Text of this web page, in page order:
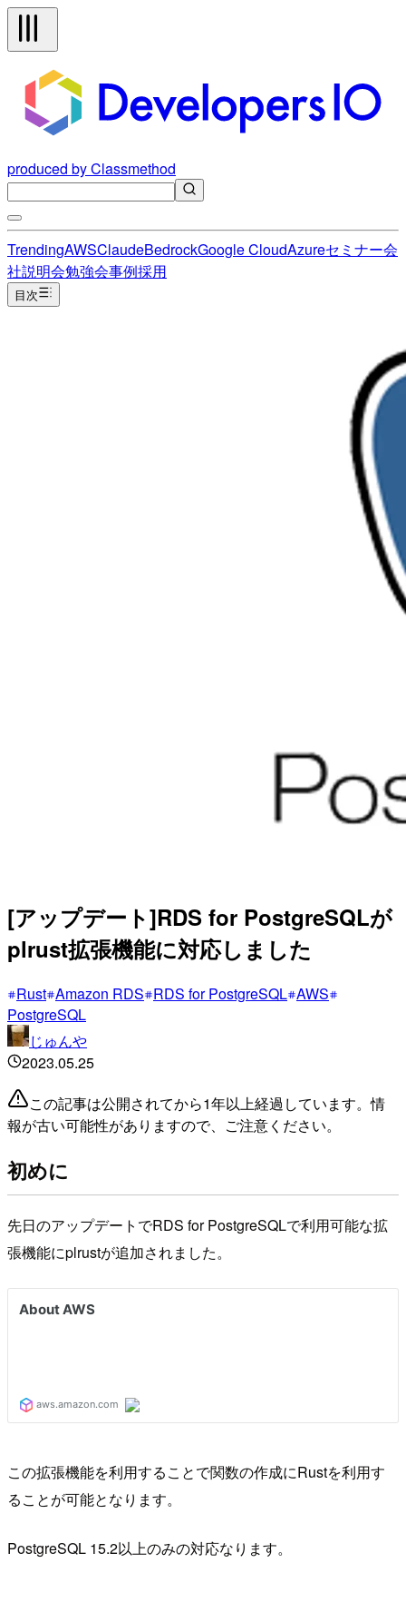
produced by Classmethod
TrendingAWSClaudeBedrockGoogle CloudAzureセミナー会
社説明会勉強会事例採用
目次
[アップデート]RDS for PostgreSQLが
plrust拡張機能に対応しました
Rust Amazon RDS RDS for PostgreSQL AWS
PostgreSQL
じゅんや
2023.05.25
この記事は公開されてから1年以上経過しています。情
報が古い可能性がありますので、ご注意ください。
初めに
先日のアップデートでRDS for PostgreSQLで利用可能な拡
張機能にplrustが追加されました。
この拡張機能を利用することで関数の作成にRustを利用す
ることが可能となります。
PostgreSQL 15.2以上のみの対応なります。